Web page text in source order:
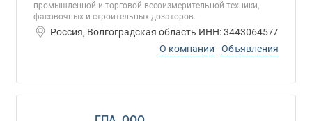
промышленной и торговой весоизмерительной техники,
фасовочных и строительных дозаторов.
Россия, Волгоградская область ИНН: 3443064577
О компании
Объявления